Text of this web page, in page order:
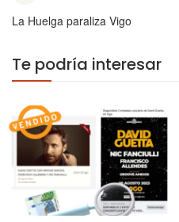
La Huelga paraliza Vigo
Te podría interesar